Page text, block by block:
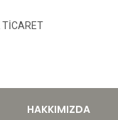
HAKKIMIZDA